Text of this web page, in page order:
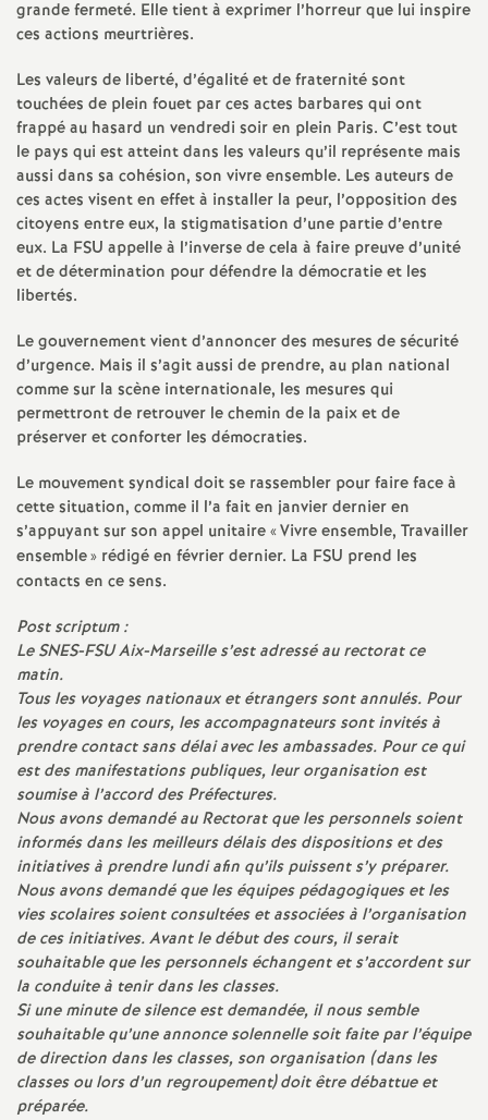
grande fermeté. Elle tient à exprimer l’horreur que lui inspire
ces actions meurtrières.
Les valeurs de liberté, d’égalité et de fraternité sont
touchées de plein fouet par ces actes barbares qui ont
frappé au hasard un vendredi soir en plein Paris. C’est tout
le pays qui est atteint dans les valeurs qu’il représente mais
aussi dans sa cohésion, son vivre ensemble. Les auteurs de
ces actes visent en effet à installer la peur, l’opposition des
citoyens entre eux, la stigmatisation d’une partie d’entre
eux. La FSU appelle à l’inverse de cela à faire preuve d’unité
et de détermination pour défendre la démocratie et les
libertés.
Le gouvernement vient d’annoncer des mesures de sécurité
d’urgence. Mais il s’agit aussi de prendre, au plan national
comme sur la scène internationale, les mesures qui
permettront de retrouver le chemin de la paix et de
préserver et conforter les démocraties.
Le mouvement syndical doit se rassembler pour faire face à
cette situation, comme il l’a fait en janvier dernier en
s’appuyant sur son appel unitaire «Vivre ensemble, Travailler
ensemble» rédigé en février dernier. La FSU prend les
contacts en ce sens.
Post scriptum :
Le SNES-FSU Aix-Marseille s’est adressé au rectorat ce
matin.
Tous les voyages nationaux et étrangers sont annulés. Pour
les voyages en cours, les accompagnateurs sont invités à
prendre contact sans délai avec les ambassades. Pour ce qui
est des manifestations publiques, leur organisation est
soumise à l’accord des Préfectures.
Nous avons demandé au Rectorat que les personnels soient
informés dans les meilleurs délais des dispositions et des
initiatives à prendre lundi afin qu’ils puissent s’y préparer.
Nous avons demandé que les équipes pédagogiques et les
vies scolaires soient consultées et associées à l’organisation
de ces initiatives. Avant le début des cours, il serait
souhaitable que les personnels échangent et s’accordent sur
la conduite à tenir dans les classes.
Si une minute de silence est demandée, il nous semble
souhaitable qu’une annonce solennelle soit faite par l’équipe
de direction dans les classes, son organisation (dans les
classes ou lors d’un regroupement) doit être débattue et
préparée.